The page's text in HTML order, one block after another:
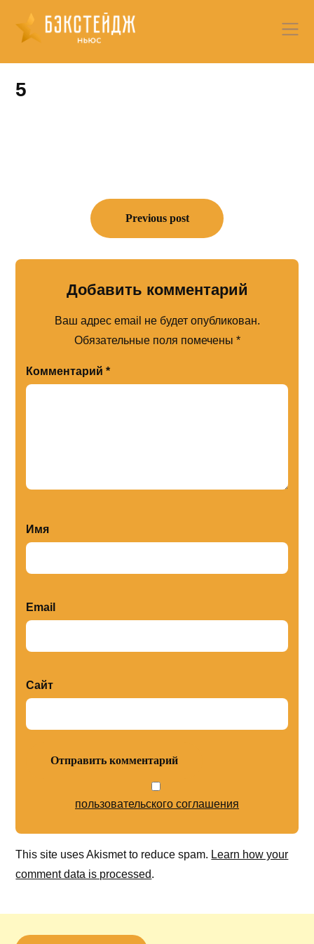
content
5
Previous post
Добавить комментарий
Ваш адрес email не будет опубликован.
Обязательные поля помечены *
Комментарий*
Имя
Email
Сайт
пользовательского соглашения
This site uses Akismet to reduce spam. Learn how your
comment data is processed.